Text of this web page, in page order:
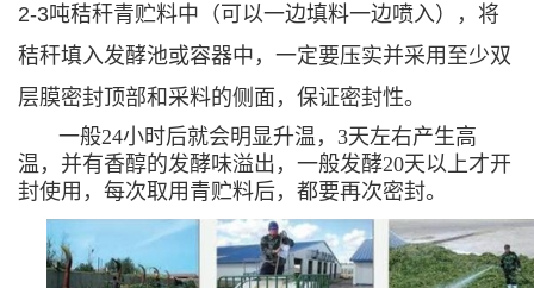
2-3吨秸秆青贮料中（可以一边填料一边喷入），将
秸秆填入发酵池或容器中，一定要压实并采用至少双
层膜密封顶部和采料的侧面，保证密封性。
一般24小时后就会明显升温，3天左右产生高
温，并有香醇的发酵味溢出，一般发酵20天以上才开
封使用，每次取用青贮料后，都要再次密封。